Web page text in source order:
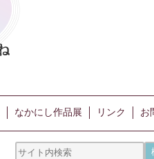
なかにし作品展 リンク お